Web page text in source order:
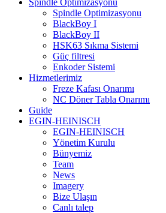
Spindle Optimizasyonu
BlackBoy I
BlackBoy II
HSK63 Sıkma Sistemi
Güç filtresi
Enkoder Sistemi
Hizmetlerimiz
Freze Kafası Onarımı
NC Döner Tabla Onarımı
Guide
EGIN-HEINISCH
EGIN-HEINISCH
Yönetim Kurulu
Bünyemiz
Team
News
Imagery
Bize Ulaşın
Canlı talep